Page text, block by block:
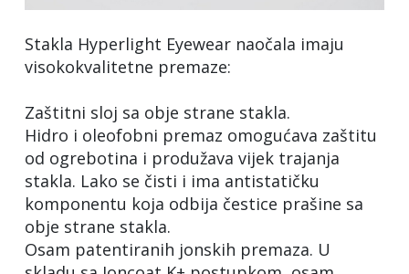
Stakla Hyperlight Eyewear naočala imaju
visokokvalitetne premaze:
Zaštitni sloj sa obje strane stakla.
Hidro i oleofobni premaz omogućava zaštitu
od ogrebotina i produžava vijek trajanja
stakla. Lako se čisti i ima antistatičku
komponentu koja odbija čestice prašine sa
obje strane stakla.
Osam patentiranih jonskih premaza. U